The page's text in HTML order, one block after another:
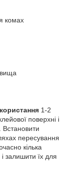
комах
1-2
поверхні і
Встановити
пересування
кілька
залишити їх для